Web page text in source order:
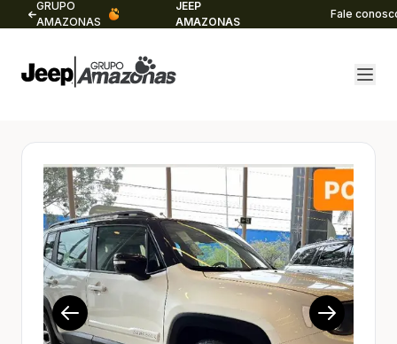
GRUPO
AMAZONAS
JEEP
AMAZONAS
Fale
1/20